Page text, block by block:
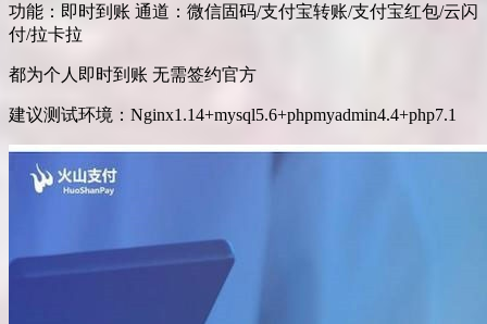
功能：即时到账 通道：微信固码/支付宝转账/支付宝红包/云闪
付/拉卡拉
都为个人即时到账 无需签约官方
建议测试环境：Nginx1.14+mysql5.6+phpmyadmin4.4+php7.1